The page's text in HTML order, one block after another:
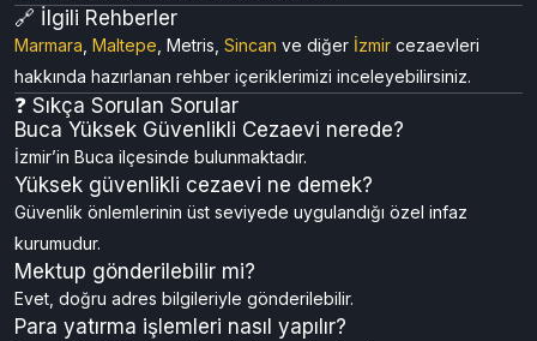
🔗 İlgili Rehberler
Marmara Maltepe , Metris, Sincan ve diğer İzmir cezaevleri
hakkında hazırlanan rehber içeriklerimizi inceleyebilirsiniz.
❓ Sıkça Sorulan Sorular
Buca Yüksek Güvenlikli Cezaevi nerede?
İzmir’in Buca ilçesinde bulunmaktadır.
Yüksek güvenlikli cezaevi ne demek?
Güvenlik önlemlerinin üst seviyede uygulandığı özel infaz
kurumudur.
Mektup gönderilebilir mi?
Evet, doğru adres bilgileriyle gönderilebilir.
Para yatırma işlemleri nasıl yapılır?